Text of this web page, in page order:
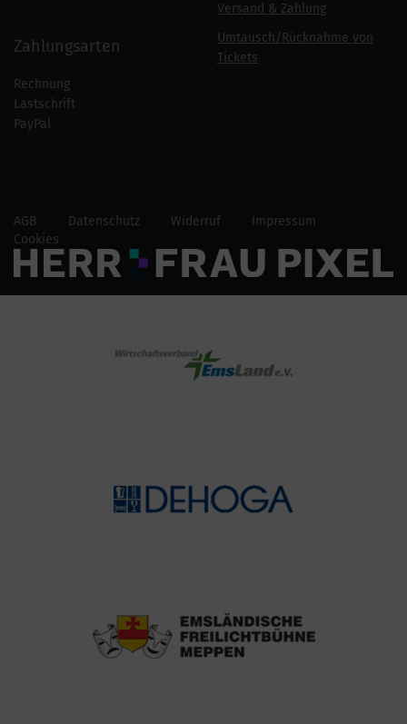
Zahlungsarten
Rechnung
Lastschrift
PayPal
Versand & Zahlung
Umtausch/Rücknahme von
Tickets
AGB Datenschutz Widerruf
Impressum
Cookies